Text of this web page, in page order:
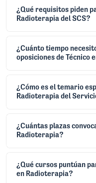
¿Qué requisitos piden
Radioterapia del SCS?
¿Cuánto tiempo
oposiciones de Técnico
¿Cómo es el temario
Radioterapia del
¿Cuántas plazas
Radioterapia?
¿Qué cursos puntúan
en Radioterapia?